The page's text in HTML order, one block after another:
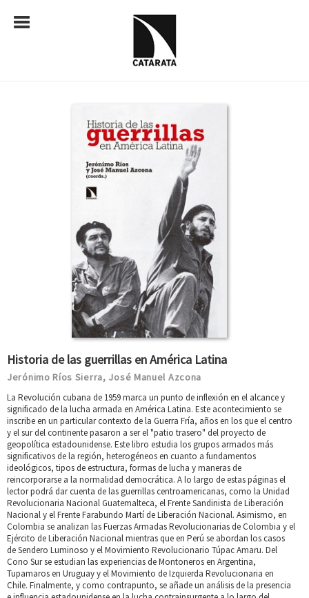
Historia de las guerrillas en América Latina
Jerónimo Ríos Sierra, José Manuel Azcona
La Revolución cubana de 1959 marca un punto de inflexión en el alcance y
significado de la lucha armada en América Latina. Este acontecimiento se
inscribe en un particular contexto de la Guerra Fría, años en los que el centro
y el sur del continente pasaron a ser el "patio trasero" del proyecto de
geopolítica estadounidense. Este libro estudia los grupos armados más
significativos de la región, heterogéneos en cuanto a fundamentos
ideológicos, tipos de estructura, formas de lucha y maneras de
reincorporarse a la normalidad democrática. A lo largo de estas páginas el
lector podrá dar cuenta de las guerrillas centroamericanas, como la Unidad
Revolucionaria Nacional Guatemalteca, el Frente Sandinista de Liberación
Nacional y el Frente Farabundo Martí de Liberación Nacional. Asimismo, en
Colombia se analizan las Fuerzas Armadas Revolucionarias de Colombia y el
Ejército de Liberación Nacional mientras que en Perú se abordan los casos
de Sendero Luminoso y el Movimiento Revolucionario Túpac Amaru. Del
Cono Sur se estudian las experiencias de Montoneros en Argentina,
Tupamaros en Uruguay y el Movimiento de Izquierda Revolucionaria en
Chile. Finalmente, y como contrapunto, se añade un análisis de la presencia